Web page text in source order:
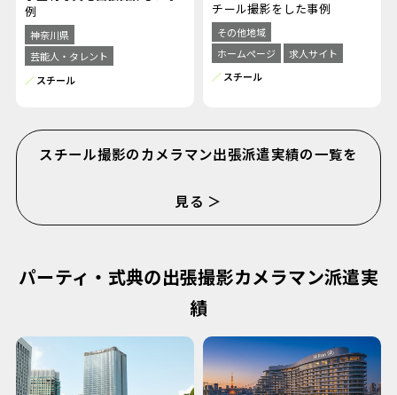
例
神奈川県
芸能人・タレント
スチール
チール撮影をした事例
その他地域
ホームページ
求人サイト
スチール
スチール撮影のカメラマン出張派遣実績の一覧を
見る ＞
パーティ・式典の出張撮影カメラマン派遣実
績